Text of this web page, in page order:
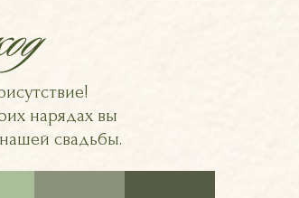
нарядах вы
свадьбы.